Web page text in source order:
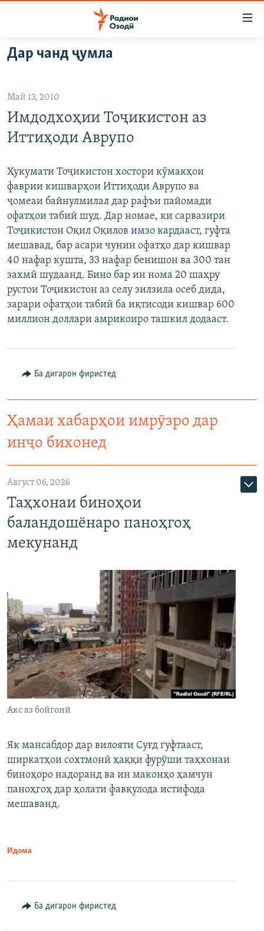
Ҷаҳиш
ба
аслӣ
ба
феҳристи
Ҷаҳиш
ба
ҷустор
ГӮШАҲО
ҶОМЕА
ОСИЁИ МАРКАЗӢ
ФАРҲАНГ
МЕҲМОНИ ОЗОДӢ
ВАРЗИШ
САЛОМ, ХОҲАР
ТАҲҚИҚОТ
ҶАНГ ДАР УКРАИНА
НАЗАРИ МАРДУМ
БЛОГИСТОН
ОЗОДӢ ОНЛАЙН
ЧАНДРАСОНАӢ
ВИДЕО
НИГОРИСТОН
ГУЗОРИШҲОИ РАДИОӢ
РӮЙХАТҲО
КИТОБҲОИ ОЗОДӢ
Русский
ПАЙГИРӢ КУНЕД
Ҳамаи сомонаҳои RFE/RL
Дар чанд ҷумла
Май 13, 2010
Имдодхоҳии Тоҷикистон аз
Иттиҳоди Аврупо
Ҳукумати Тоҷикистон хостори кӯмакҳои
фаврии кишварҳои Иттиҳоди Аврупо ва
ҷомеаи байнулмилал дар рафъи пайомади
офатҳои табиӣ шуд. Дар номае, ки сарвазири
Тоҷикистон Оқил Оқилов имзо кардааст, гуфта
мешавад, бар асари чунин офатҳо дар кишвар
40 нафар кушта, 33 нафар бенишон ва 300 тан
захмӣ шудаанд. Бино бар ин нома 20 шаҳру
рустои Тоҷикистон аз селу зилзила осеб дида,
зарари офатҳои табиӣ ба иқтисоди кишвар 600
миллион доллари амрикоиро ташкил додааст.
Ба дигарон фиристед
Ҳамаи хабарҳои имрӯзро дар
инҷо бихонед
Август 06, 2026
Таҳхонаи биноҳои
баландошёнаро паноҳгоҳ
мекунанд
Акс аз бойгонӣ
Як мансабдор дар вилояти Суғд гуфтааст,
ширкатҳои сохтмонӣ ҳаққи фурӯши таҳхонаи
биноҳоро надоранд ва ин маконҳо ҳамчун
паноҳгоҳ дар ҳолати фавқулода истифода
мешаванд.
Идома
Ба дигарон фиристед